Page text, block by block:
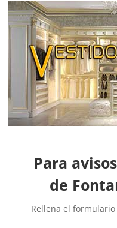
Fontaneros Burgos
Fontaneros Cáceres
Fontaneros Cádiz
Fontaneros Cantabria
Fontaneros Castellón
Fontaneros Ceuta
Fontaneros Ciudad
Fontaneros Córdoba
Fontaneros Girona
Fontaneros Granada
Fontaneros
Fontaneros Huelva
Para
de
Rellena el